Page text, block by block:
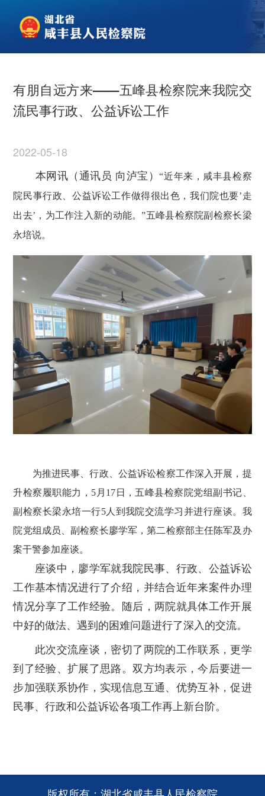
有朋自远方来——五峰县检察院来我院交
流民事行政、公益诉讼工作
2022-05-18
本网讯（通讯员 向泸宝）“近年来，咸丰县检察
院民事行政、公益诉讼工作做得很出色，我们院也要’走
出去’，为工作注入新的动能。”五峰县检察院副检察长梁
永培说。
为推进民事、行政、公益诉讼检察工作深入开展，提
升检察履职能力，5月17日，五峰县检察院党组副书记、
副检察长梁永培一行5人到我院交流学习并进行座谈。我
院党组成员、副检察长廖学军，第二检察部主任陈军及办
案干警参加座谈。
座谈中，廖学军就我院民事、行政、公益诉讼
工作基本情况进行了介绍，并结合近年来案件办理
情况分享了工作经验。随后，两院就具体工作开展
中好的做法、遇到的困难问题进行了深入的交流。
此次交流座谈，密切了两院的工作联系，更学
到了经验、扩展了思路。双方均表示，今后要进一
步加强联系协作，实现信息互通、优势互补，促进
民事、行政和公益诉讼各项工作再上新台阶。
版权所有：湖北省咸丰县人民检察院